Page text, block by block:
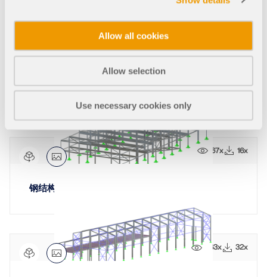
Allow all cookies
Allow selection
Use necessary cookies only
90x
公交车站，哥伦布，美国
67x 16x
钢结构停车场
263x 32x